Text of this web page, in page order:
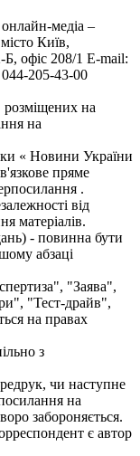
медіа –
Київ,
офіс 208/1 E-mail:
205-43-00
розміщених на
на
« Новини України
пряме
.
від
матеріалів.
- повинна бути
абзаці
"Заява",
"Тест-драйв",
на правах
з
чи наступне
на
забороняється.
є автор